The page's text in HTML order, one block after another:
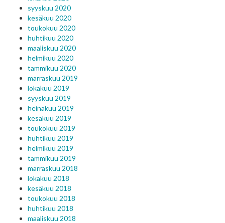
syyskuu 2020
kesäkuu 2020
toukokuu 2020
huhtikuu 2020
maaliskuu 2020
helmikuu 2020
tammikuu 2020
marraskuu 2019
lokakuu 2019
syyskuu 2019
heinäkuu 2019
kesäkuu 2019
toukokuu 2019
huhtikuu 2019
helmikuu 2019
tammikuu 2019
marraskuu 2018
lokakuu 2018
kesäkuu 2018
toukokuu 2018
huhtikuu 2018
maaliskuu 2018